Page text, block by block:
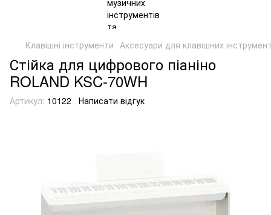
Клавішні інструменти Аксесуари для клавішних
Стійка для цифрового піаніно
ROLAND KSC-70WH
Артикул: 10122 Написати відгук